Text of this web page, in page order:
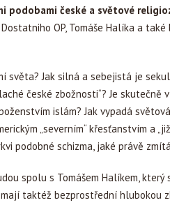
podobami české a světové
OP, Tomáše Halíka a také
světa? Jak silná a sebejistá je
české zbožnosti“? Je skutečně
islám? Jak vypadá
„severním“ křesťanstvím a
podobné schizma, jaké právě
spolu s Tomášem Halíkem, který
taktéž bezprostřední hlubokou